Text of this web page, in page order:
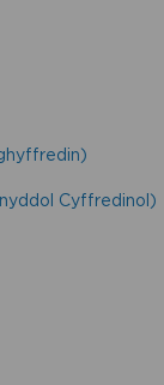
Cyffredinol)